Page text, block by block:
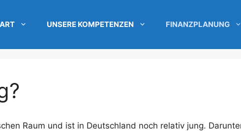
UNSERE KOMPETENZEN FINANZPLANUNG
Raum und ist in Deutschland noch relativ jung.